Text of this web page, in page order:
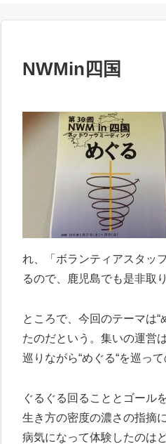
NWMin四国
れ、「ボランティアスタッ
るので、鹿児島でも是非取
ところで、今回のテーマは
たのだという。集いの運営
巡りながら“めぐる“を巡っ
ぐるぐる回ることとゴール
生き方の密度の濃さの指摘
病気になって体験したのは